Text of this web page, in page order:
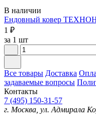
В наличии
Ендовный ковер
1 ₽
за 1 шт
Все товары Доставка
задаваемые вопросы
Контакты
7 (495) 150-31-57
г. Москва, ул. Адмирала